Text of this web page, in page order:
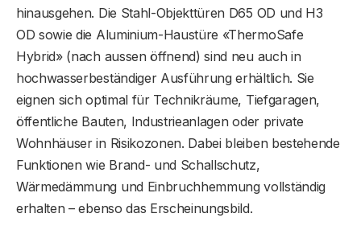
hinausgehen. Die Stahl-Objekttüren D65 OD und H3
OD sowie die Aluminium-Haustüre «ThermoSafe
Hybrid» (nach aussen öffnend) sind neu auch in
hochwasserbeständiger Ausführung erhältlich. Sie
eignen sich optimal für Technikräume, Tiefgaragen,
öffentliche Bauten, Industrieanlagen oder private
Wohnhäuser in Risikozonen. Dabei bleiben bestehende
Funktionen wie Brand- und Schallschutz,
Wärmedämmung und Einbruchhemmung vollständig
erhalten – ebenso das Erscheinungsbild.